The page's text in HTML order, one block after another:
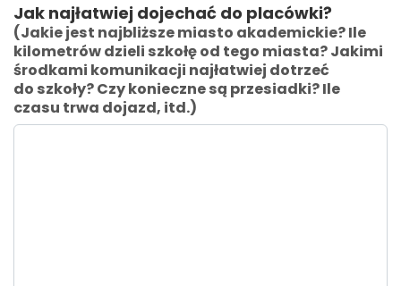
Jak najłatwiej dojechać do placówki?
(Jakie jest najbliższe miasto akademickie? Ile
kilometrów dzieli szkołę od tego miasta? Jakimi
środkami komunikacji najłatwiej dotrzeć
do szkoły? Czy konieczne są przesiadki? Ile
czasu trwa dojazd, itd.)